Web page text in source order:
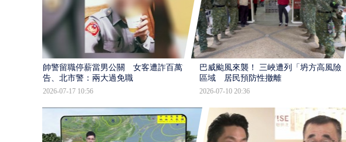
帥警留職停薪當男公關 女客遭詐百萬提
告、北市警：兩大過免職
2026-07-17 10:56
巴威颱風來襲！ 三峽遭列「坍方高風險」
區域 居民預防性撤離
2026-07-10 20:36